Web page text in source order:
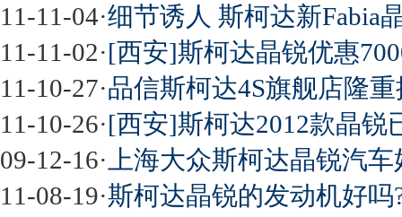
11-11-04·细节诱人 斯柯达新Fabia
11-11-02·[西安]斯柯达晶锐优惠
11-10-27·品信斯柯达4S旗舰店隆
11-10-26·[西安]斯柯达2012款晶锐
09-12-16· 上海大众斯柯达晶锐汽车
11-08-19·斯柯达晶锐的发动机好吗